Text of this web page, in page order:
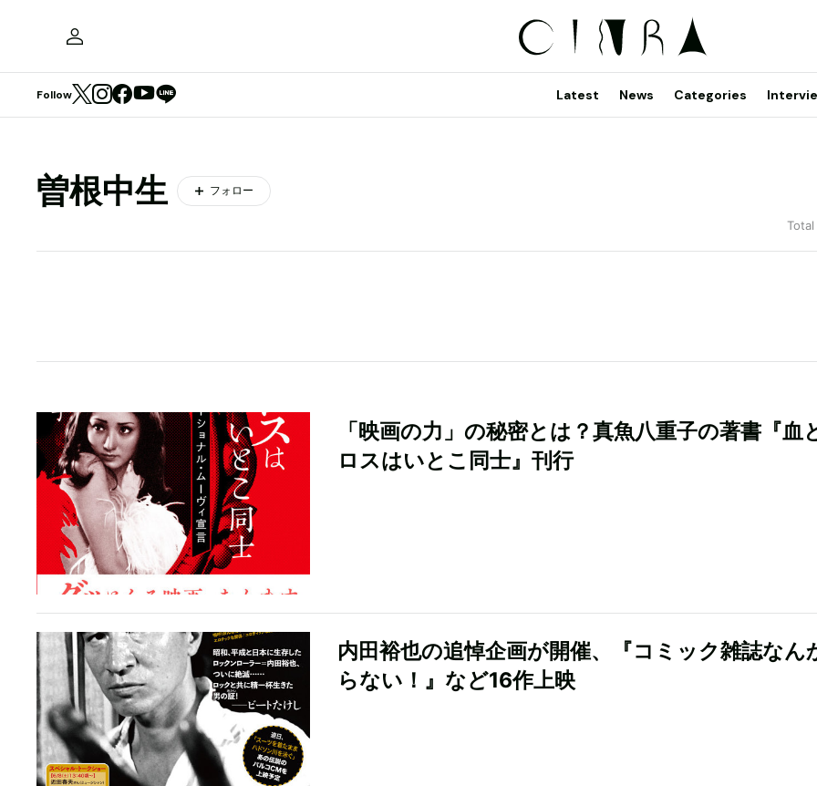
Follow Latest News Categories
曽根中生 フォロー
「映画の力」の秘密とは？真魚八重子の著書『血
ロスはいとこ同士』刊行
内田裕也の追悼企画が開催、『コミック雑誌なん
らない！』など16作上映